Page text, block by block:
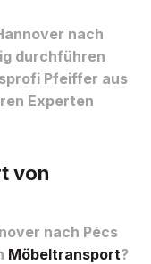
nach
durchführen
Pfeiffer aus
Experten
von
nach Pécs
Möbeltransport?